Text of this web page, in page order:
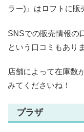
ラー)』はロフトに販
SNSでの販売情報の
という口コミもあり
店舗によって在庫数
みてくださいね！
プラザ